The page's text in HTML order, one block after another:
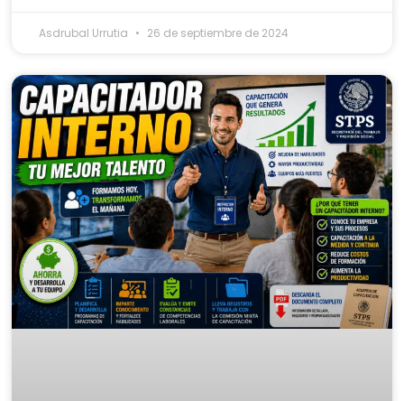
Asdrubal Urrutia 26 de septiembre de 2024